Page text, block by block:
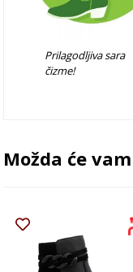
Prilagodljiva sara
čizme!
Možda će